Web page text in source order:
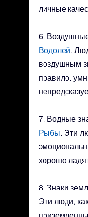
личные
6.
Водолей.
воздушным
правило,
7. Водные
Рыбы. Эти
хорошо
8. Знаки
Эти люди,